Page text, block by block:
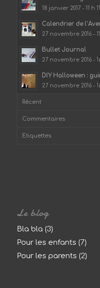
18 janvier 2017 - 11 h
Calendrier de
27 novembre 2016 -
Bullet Journal
27 novembre 2016 -
DIY Halloween :
27 novembre 2016 -
Récent
Commentaires
Etiquettes
Le blog
Bla bla (3)
Pour les enfants (7)
Pour les parents (2)